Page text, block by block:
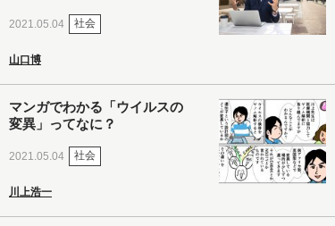
2021.05.04 社会
山口博
マンガでわかる「ウイルスの
変異」ってなに？
2021.05.04 社会
川上浩一